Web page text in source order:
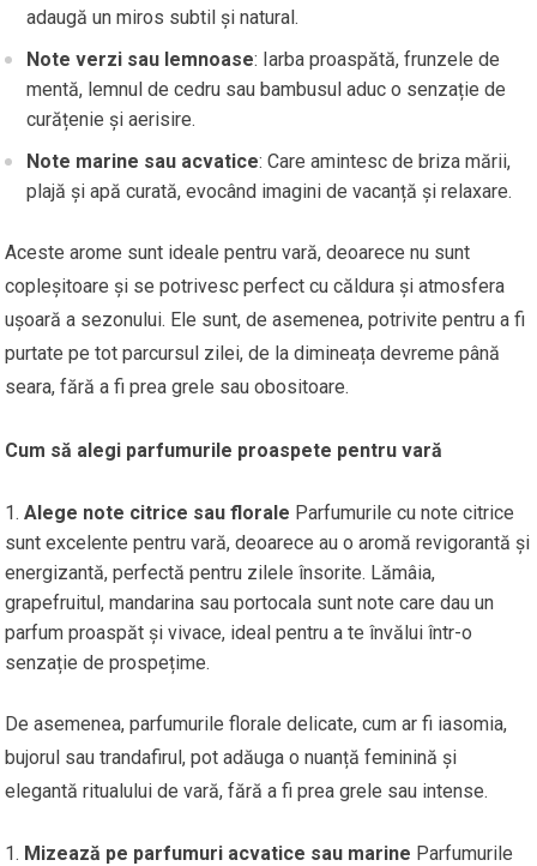
adaugă un miros subtil și natural.
Note verzi sau lemnoase: Iarba proaspătă, frunzele de
mentă, lemnul de cedru sau bambusul aduc o senzație de
curățenie și aerisire.
Note marine sau acvatice: Care amintesc de briza mării,
plajă și apă curată, evocând imagini de vacanță și relaxare.
Aceste arome sunt ideale pentru vară, deoarece nu sunt
copleșitoare și se potrivesc perfect cu căldura și atmosfera
ușoară a sezonului. Ele sunt, de asemenea, potrivite pentru a fi
purtate pe tot parcursul zilei, de la dimineața devreme până
seara, fără a fi prea grele sau obositoare.
Cum să alegi parfumurile proaspete pentru vară
Alege note citrice sau florale Parfumurile cu note citrice
sunt excelente pentru vară, deoarece au o aromă revigorantă și
energizantă, perfectă pentru zilele însorite. Lămâia,
grapefruitul, mandarina sau portocala sunt note care dau un
parfum proaspăt și vivace, ideal pentru a te învălui într-o
senzație de prospețime.
De asemenea, parfumurile florale delicate, cum ar fi iasomia,
bujorul sau trandafirul, pot adăuga o nuanță feminină și
elegantă ritualului de vară, fără a fi prea grele sau intense.
Mizează pe parfumuri acvatice sau marine Parfumurile